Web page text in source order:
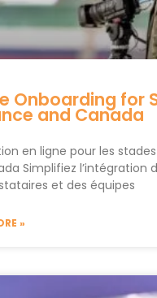
Onboarding for
and Canada
en ligne pour les
Simplifiez l’intégration
et des équipes
»